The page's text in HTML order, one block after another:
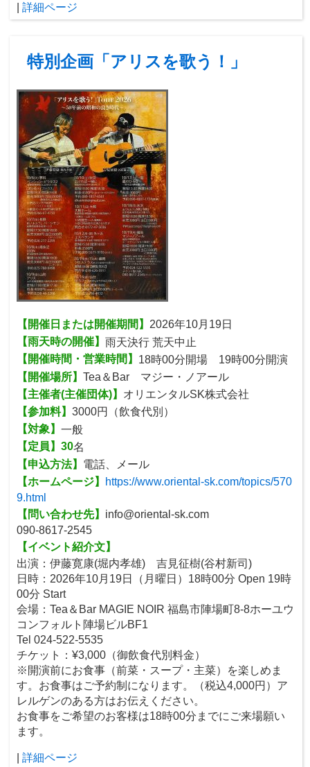
|詳細ページ
特別企画「アリスを歌う！」
【開催日または開催期間】 2026年10月19日
【雨天時の開催】雨天決行 荒天中止
【開催時間・営業時間】 18時00分開場 19時00分開演
【開催場所】Tea＆Bar マジー・ノアール
【主催者(主催団体)】 オリエンタルSK株式会社
【参加料】3000円（飲食代別）
【対象】一般
【定員】30名
【申込方法】 電話、メール
【ホームページ】
https://www.oriental-sk.com/topics/570
9.html
【問い合わせ先】 info@oriental-sk.com
090-8617-2545
【イベント紹介文】
出演：伊藤寛康(堀内孝雄) 吉見征樹(谷村新司)
日時：2026年10月19日（月曜日）18時00分 Open 19時
00分 Start
会場：Tea＆Bar MAGIE NOIR 福島市陣場町8-8ホーユウ
コンフォルト陣場ビルBF1
Tel 024-522-5535
チケット：¥3,000（御飲食代別料金）
※開演前にお食事（前菜・スープ・主菜）を楽しめま
す。お食事はご予約制になります。（税込4,000円）ア
レルゲンのある方はお伝えください。
お食事をご希望のお客様は18時00分までにご来場願い
ます。
|詳細ページ